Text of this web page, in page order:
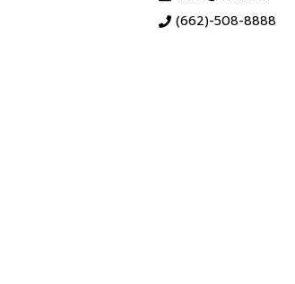
(662)-508-8888